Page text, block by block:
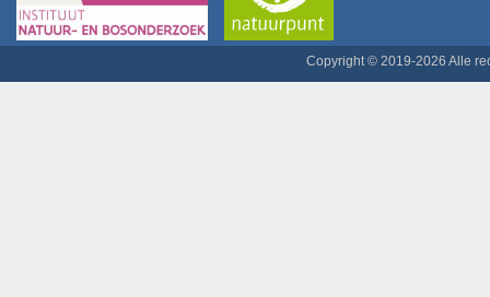
Copyright © 2019-2026 Alle